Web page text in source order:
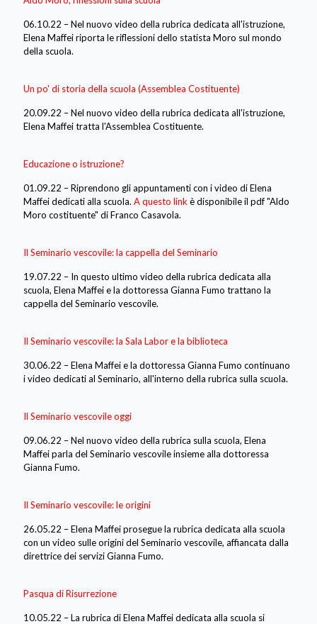
06.10.22 – Nel nuovo video della rubrica dedicata all'istruzione,
Elena Maffei riporta le riflessioni dello statista Moro sul mondo
della scuola.
Un po' di storia della scuola (Assemblea Costituente)
20.09.22 – Nel nuovo video della rubrica dedicata all'istruzione,
Elena Maffei tratta l'Assemblea Costituente.
Educazione o istruzione?
01.09.22 – Riprendono gli appuntamenti con i video di Elena
Maffei dedicati alla scuola. A questo link è disponibile il pdf "Aldo
Moro costituente" di Franco Casavola.
Il Seminario vescovile: la cappella del Seminario
19.07.22 – In questo ultimo video della rubrica dedicata alla
scuola, Elena Maffei e la dottoressa Gianna Fumo trattano la
cappella del Seminario vescovile.
Il Seminario vescovile: la Sala Labor e la biblioteca
30.06.22 – Elena Maffei e la dottoressa Gianna Fumo continuano
i video dedicati al Seminario, all'interno della rubrica sulla scuola.
Il Seminario vescovile oggi
09.06.22 – Nel nuovo video della rubrica sulla scuola, Elena
Maffei parla del Seminario vescovile insieme alla dottoressa
Gianna Fumo.
Il Seminario vescovile: le origini
26.05.22 – Elena Maffei prosegue la rubrica dedicata alla scuola
con un video sulle origini del Seminario vescovile, affiancata dalla
direttrice dei servizi Gianna Fumo.
Pasqua di Risurrezione
10.05.22 – La rubrica di Elena Maffei dedicata alla scuola si